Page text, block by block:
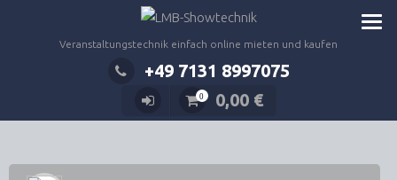
Veranstaltungstechnik einfach online mieten und kaufen
+49 7131 8997075
0 0,00 €